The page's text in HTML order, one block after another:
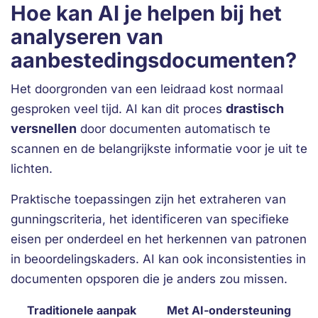
Hoe kan AI je helpen bij het
analyseren van
aanbestedingsdocumenten?
Het doorgronden van een leidraad kost normaal
gesproken veel tijd. AI kan dit proces drastisch
versnellen door documenten automatisch te
scannen en de belangrijkste informatie voor je uit te
lichten.
Praktische toepassingen zijn het extraheren van
gunningscriteria, het identificeren van specifieke
eisen per onderdeel en het herkennen van patronen
in beoordelingskaders. AI kan ook inconsistenties in
documenten opsporen die je anders zou missen.
Traditionele aanpak
Met AI-ondersteuning